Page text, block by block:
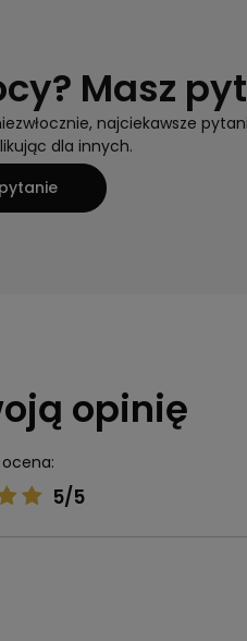
Masz
najciekawsze
dla innych.
opinię
5/5